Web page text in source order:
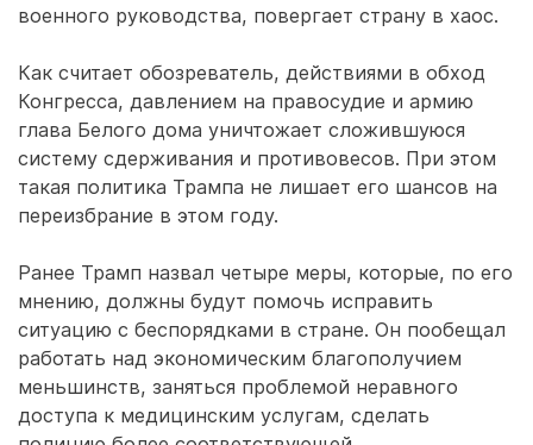
военного руководства, повергает страну в хаос.
Как считает обозреватель, действиями в обход
Конгресса, давлением на правосудие и армию
глава Белого дома уничтожает сложившуюся
систему сдерживания и противовесов. При этом
такая политика Трампа не лишает его шансов на
переизбрание в этом году.
Ранее Трамп назвал четыре меры, которые, по его
мнению, должны будут помочь исправить
ситуацию с беспорядками в стране. Он пообещал
работать над экономическим благополучием
меньшинств, заняться проблемой неравного
доступа к медицинским услугам, сделать